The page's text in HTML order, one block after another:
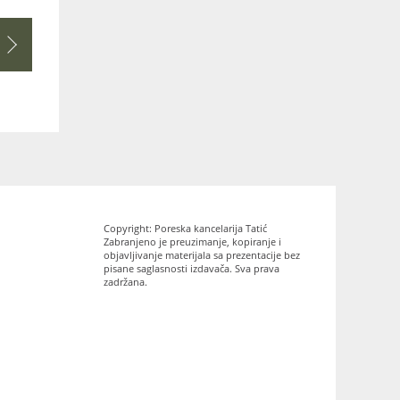
Copyright: Poreska kancelarija Tatić
Zabranjeno je preuzimanje, kopiranje i
objavljivanje materijala sa prezentacije bez
pisane saglasnosti izdavača. Sva prava
zadržana.